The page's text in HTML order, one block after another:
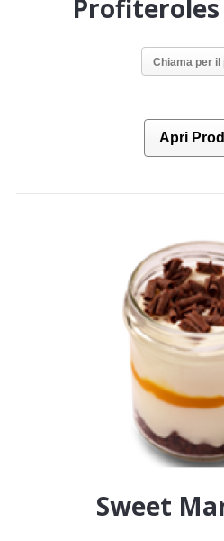
Chiama per il
Apri
Sweet